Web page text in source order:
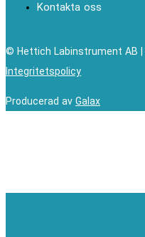
Kontakta oss
© Hettich Labinstrument AB |
Integritetspolicy
Producerad av Galax